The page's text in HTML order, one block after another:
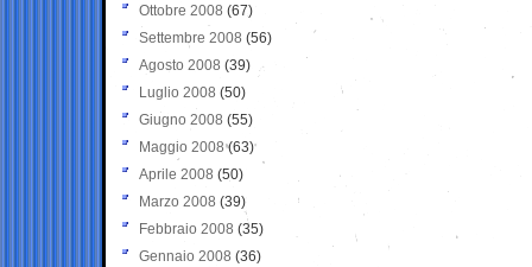
Ottobre 2008 (67)
Settembre 2008 (56)
Agosto 2008 (39)
Luglio 2008 (50)
Giugno 2008 (55)
Maggio 2008(63)
Aprile 2008 (50)
Marzo 2008 (39)
Febbraio 2008 (35)
Gennaio 2008 (36)